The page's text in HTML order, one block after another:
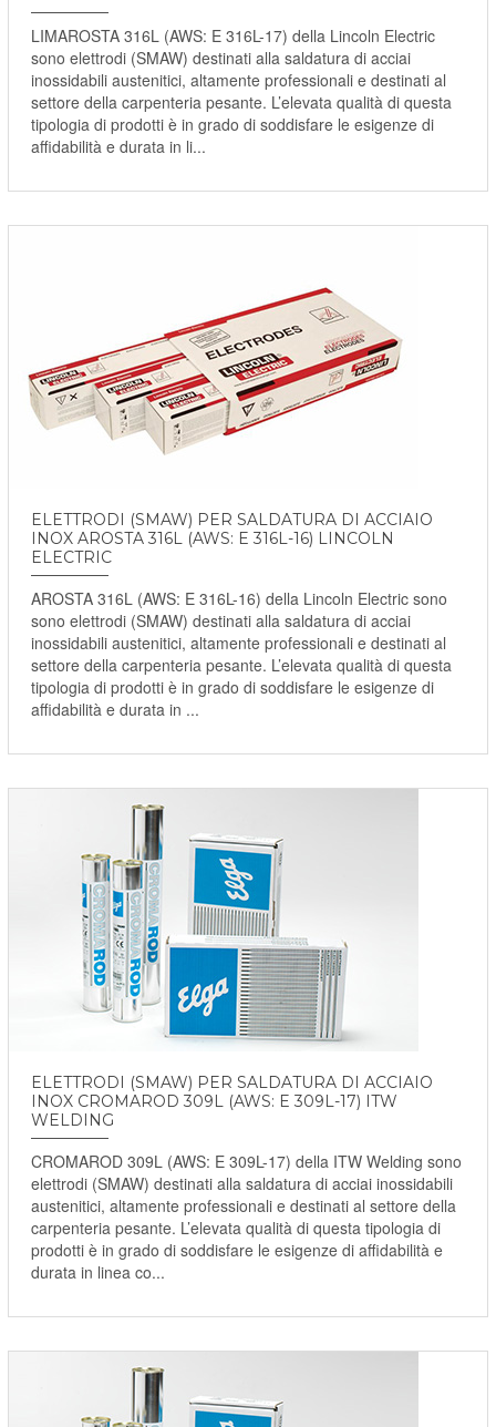
LIMAROSTA 316L (AWS: E 316L-17) della Lincoln Electric
sono elettrodi (SMAW) destinati alla saldatura di acciai
inossidabili austenitici, altamente professionali e destinati al
settore della carpenteria pesante. L’elevata qualità di questa
tipologia di prodotti è in grado di soddisfare le esigenze di
affidabilità e durata in li...
ELETTRODI (SMAW) PER SALDATURA DI ACCIAIO
INOX AROSTA 316L (AWS: E 316L-16) LINCOLN
ELECTRIC
AROSTA 316L (AWS: E 316L-16) della Lincoln Electric sono
sono elettrodi (SMAW) destinati alla saldatura di acciai
inossidabili austenitici, altamente professionali e destinati al
settore della carpenteria pesante. L’elevata qualità di questa
tipologia di prodotti è in grado di soddisfare le esigenze di
affidabilità e durata in ...
ELETTRODI (SMAW) PER SALDATURA DI ACCIAIO
INOX CROMAROD 309L (AWS: E 309L-17) ITW
WELDING
CROMAROD 309L (AWS: E 309L-17) della ITW Welding sono
elettrodi (SMAW) destinati alla saldatura di acciai inossidabili
austenitici, altamente professionali e destinati al settore della
carpenteria pesante. L’elevata qualità di questa tipologia di
prodotti è in grado di soddisfare le esigenze di affidabilità e
durata in linea co...